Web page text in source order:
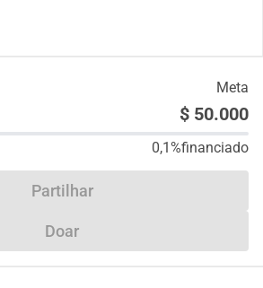
Meta
$ 50.000
0,1%financiado
Partilhar
Doar